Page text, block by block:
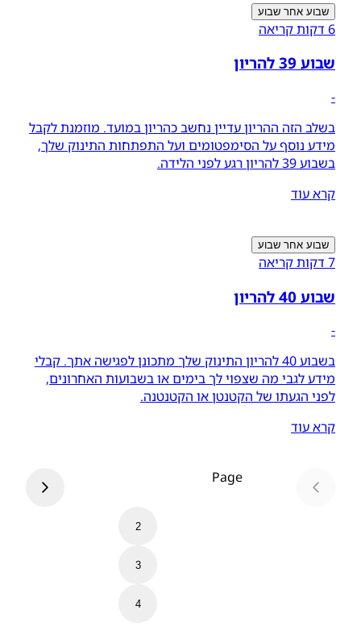
שבוע אחר שבוע
6 דקות קריאה
שבוע 39 להריון
-
בשלב הזה ההריון עדיין נחשב כהריון במועד. מוזמנת לקבל
מידע נוסף על הסימפטומים ועל התפתחות התינוק שלך,
בשבוע 39 להריון רגע לפני הלידה.
קרא עוד
שבוע אחר שבוע
7 דקות קריאה
שבוע 40 להריון
-
בשבוע 40 להריון התינוק שלך מתכונן לפגישה אתך. קבלי
מידע לגבי מה שצפוי לך בימים או בשבועות האחרונים,
לפני הגעתו של הקטנטן או הקטנטנה.
קרא עוד
Page
2
3
4